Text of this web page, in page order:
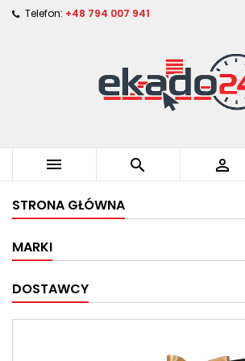
Telefon: +48 794 007 941
  
STRONA GŁÓWNA
MARKI
DOSTAWCY